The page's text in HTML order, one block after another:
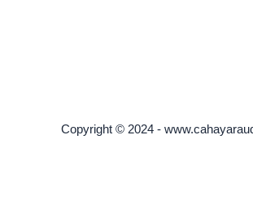
Copyright © 2024 -